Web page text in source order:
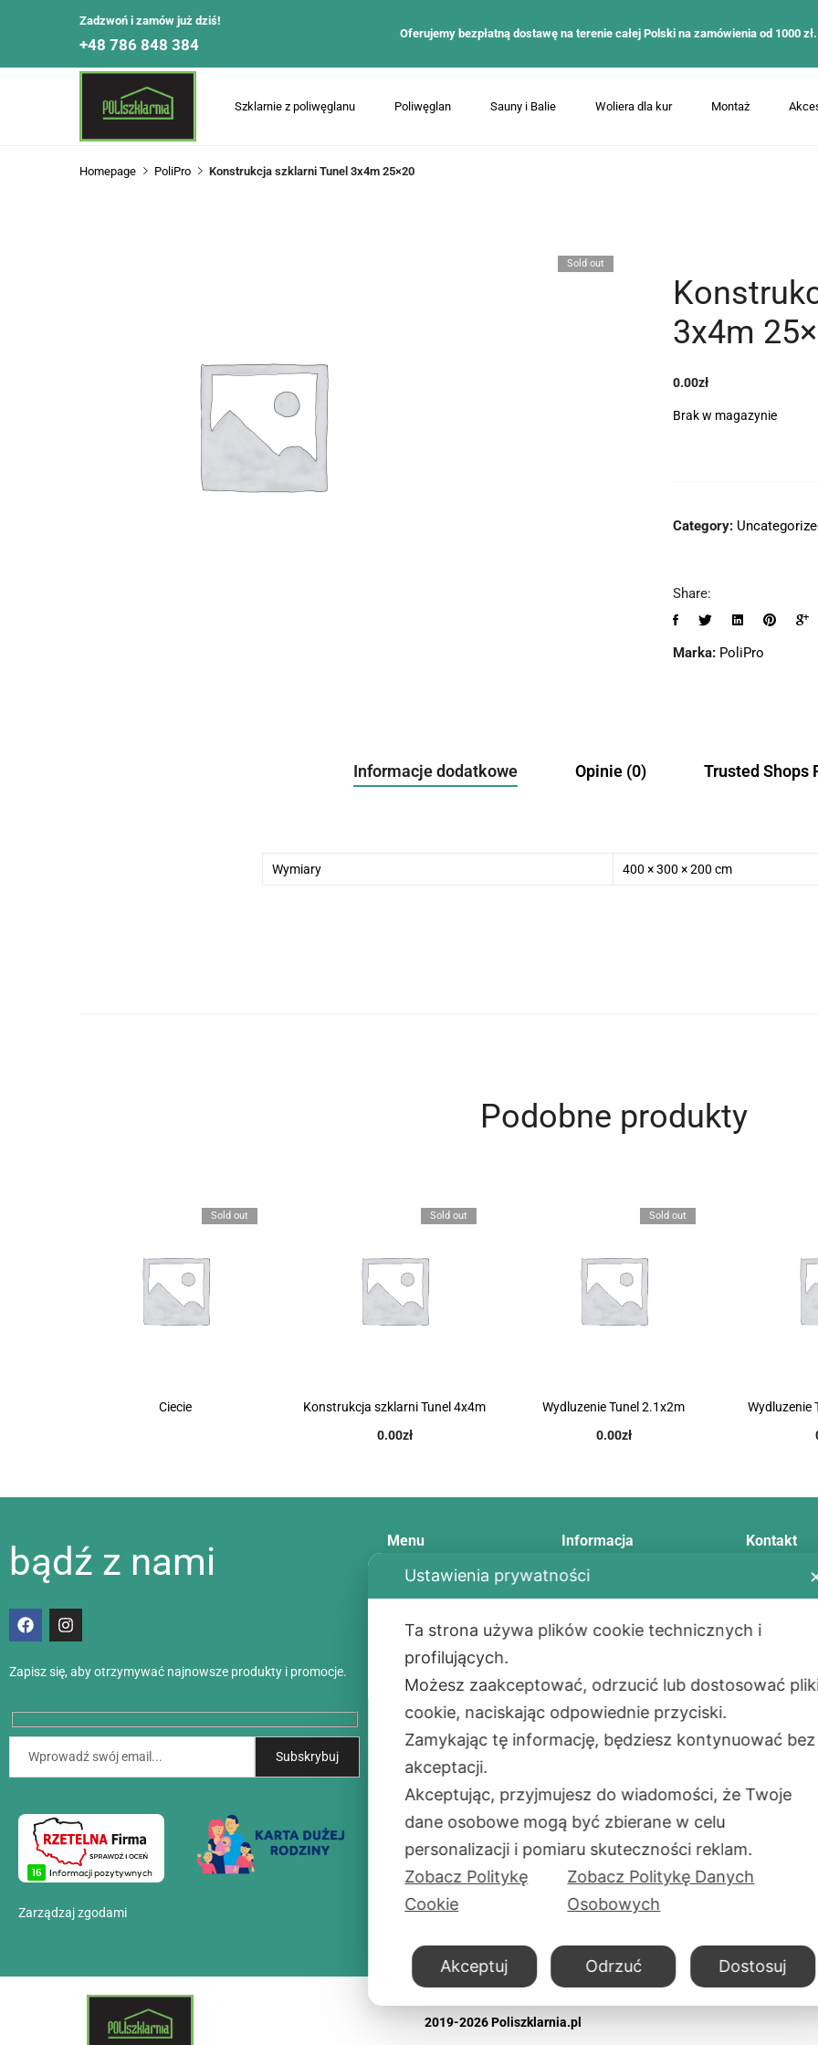
Zadzwoń i zamów już dziś!
+48 786 848 384
Oferujemy bezpłatną dostawę na terenie całej Polski na zamówienia od 1000 zł.
Szklarnie z poliwęglanu Poliwęglan Sauny i Balie Woliera dla kur Montaż
Homepage PoliPro Konstrukcja szklarni Tunel 3x4m 25×20
Sold out
3x4m
0.00zł
Brak w magazynie
Category:
Share:
Marka: PoliPro
Informacje dodatkowe Opinie (0) Trusted Shops
Wymiary 400 × 300 × 200 cm
Podobne produkty
Sold out
Ciecie
Sold out
Konstrukcja szklarni Tunel 4x4m
0.00zł
Sold out
Wydluzenie Tunel 2.1x2m
0.00zł
Wydluzenie
bądź z nami
Zapisz się, aby otrzymywać najnowsze produkty i promocje.
Zarządzaj zgodami
Menu
Dostawa
Metody płatności
Aktualności
Informacja
Regulamin
Polityka prywatności
Montaż
Uwaga: niektóre funkcje strony mogą nie działać
z powodu wybranych przez Ciebie opcji
prywatności.
Kontakt
E-mail:
Adres:
Aleje
02-001
Adres
05-270 Marki
2019-2026 Poliszklarnia.pl
Ustawienia prywatności
Ta strona używa plików cookie technicznych i
profilujących.
Możesz zaakceptować, odrzucić lub dostosować
cookie, naciskając odpowiednie przyciski.
Zamykając tę informację, będziesz kontynuować bez
akceptacji.
Akceptując, przyjmujesz do wiadomości, że Twoje
dane osobowe mogą być zbierane w celu
personalizacji i pomiaru skuteczności reklam.
Zobacz Politykę
Cookie
Zobacz Politykę Danych
Osobowych
Akceptuj Odrzuć Dostosuj